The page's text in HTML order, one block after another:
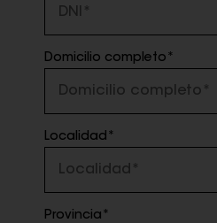
Domicilio completo*
Localidad*
Provincia*